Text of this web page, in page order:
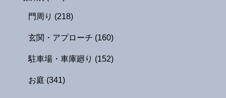
門周り (218)
玄関・アプローチ (160)
駐車場・車庫廻り (152)
お庭 (341)